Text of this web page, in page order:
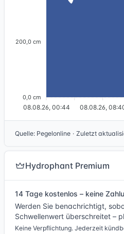
200,0 cm
0,0 cm
08.08.26, 00:44 08.08.26,
Quelle: Pegelonline · Zuletzt
Hydrophant Premium
14 Tage kostenlos – keine
Werden Sie benachrichtigt,
Schwellenwert überschreitet –
Keine Verpflichtung. Jederzeit